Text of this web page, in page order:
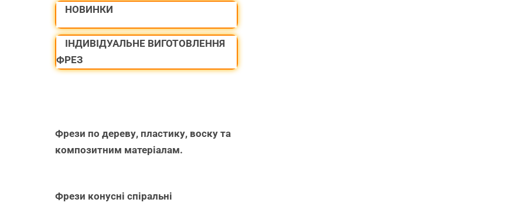
НОВИНКИ
ІНДИВІДУАЛЬНЕ ВИГОТОВЛЕННЯ
ФРЕЗ
Фрези по дереву, пластику, воску та
композитним матеріалам.
Фрези конусні спіральні